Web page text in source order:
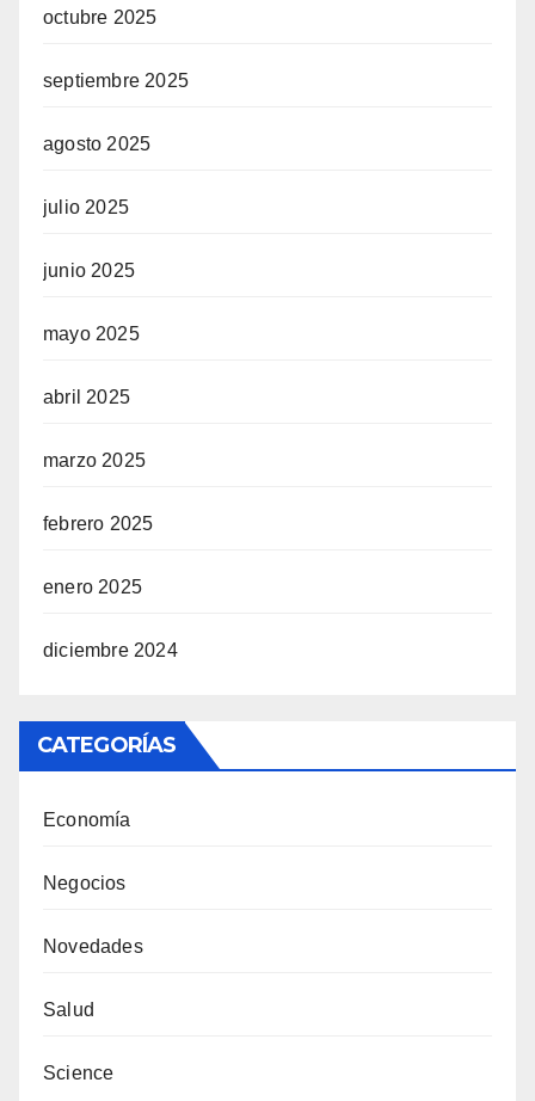
octubre 2025
septiembre 2025
agosto 2025
julio 2025
junio 2025
mayo 2025
abril 2025
marzo 2025
febrero 2025
enero 2025
diciembre 2024
CATEGORÍAS
Economía
Negocios
Novedades
Salud
Science